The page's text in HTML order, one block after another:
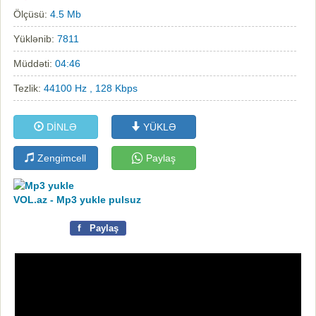
Ölçüsü: 4.5 Mb
Yüklənib: 7811
Müddəti: 04:46
Tezlik: 44100 Hz , 128 Kbps
DİNLƏ YÜKLƏ
Zengimcell Paylaş
VOL.az - Mp3 yukle pulsuz
f Paylaş